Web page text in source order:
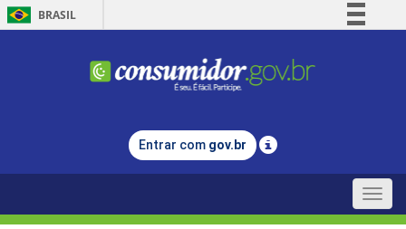
BRASIL
Comunica BR
Legislação
Entrar com gov.br
Toggle